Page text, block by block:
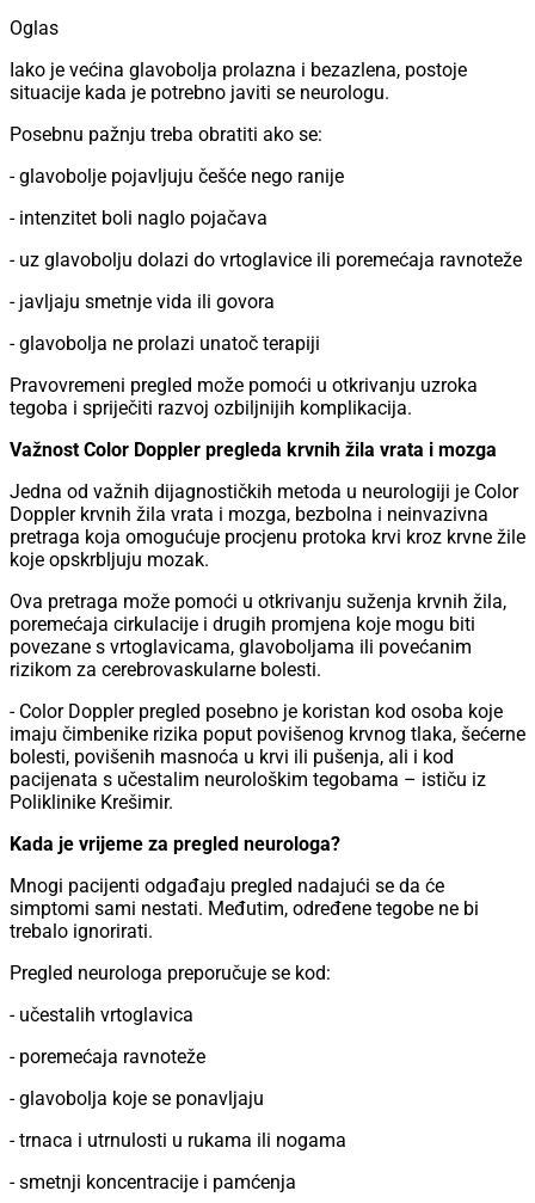
Oglas
Iako je većina glavobolja prolazna i bezazlena, postoje
situacije kada je potrebno javiti se neurologu.
Posebnu pažnju treba obratiti ako se:
- glavobolje pojavljuju češće nego ranije
- intenzitet boli naglo pojačava
- uz glavobolju dolazi do vrtoglavice ili poremećaja ravnoteže
- javljaju smetnje vida ili govora
- glavobolja ne prolazi unatoč terapiji
Pravovremeni pregled može pomoći u otkrivanju uzroka
tegoba i spriječiti razvoj ozbiljnijih komplikacija.
Važnost Color Doppler pregleda krvnih žila vrata i mozga
Jedna od važnih dijagnostičkih metoda u neurologiji je Color
Doppler krvnih žila vrata i mozga, bezbolna i neinvazivna
pretraga koja omogućuje procjenu protoka krvi kroz krvne žile
koje opskrbljuju mozak.
Ova pretraga može pomoći u otkrivanju suženja krvnih žila,
poremećaja cirkulacije i drugih promjena koje mogu biti
povezane s vrtoglavicama, glavoboljama ili povećanim
rizikom za cerebrovaskularne bolesti.
- Color Doppler pregled posebno je koristan kod osoba koje
imaju čimbenike rizika poput povišenog krvnog tlaka, šećerne
bolesti, povišenih masnoća u krvi ili pušenja, ali i kod
pacijenata s učestalim neurološkim tegobama – ističu iz
Poliklinike Krešimir.
Kada je vrijeme za pregled neurologa?
Mnogi pacijenti odgađaju pregled nadajući se da će
simptomi sami nestati. Međutim, određene tegobe ne bi
trebalo ignorirati.
Pregled neurologa preporučuje se kod:
- učestalih vrtoglavica
- poremećaja ravnoteže
- glavobolja koje se ponavljaju
- trnaca i utrnulosti u rukama ili nogama
- smetnji koncentracije i pamćenja